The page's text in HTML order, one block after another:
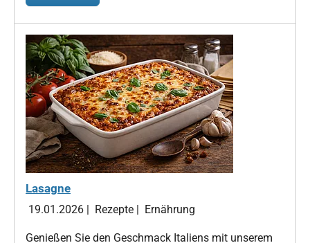
Lasagne
19.01.2026 | Rezepte | Ernährung
Genießen Sie den Geschmack Italiens mit unserem